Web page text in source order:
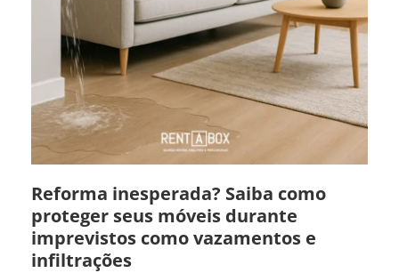
Reforma inesperada? Saiba como
proteger seus móveis durante
imprevistos como vazamentos e
infiltrações